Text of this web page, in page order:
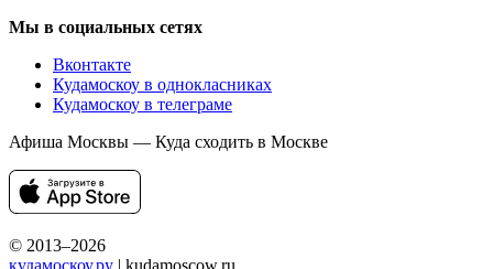
Мы в социальных сетях
Вконтакте
Кудамоскоу в однокласниках
Кудамоскоу в телеграме
Афиша Москвы — Куда сходить в Москве
© 2013–2026
кудамоскоу.ру | kudamoscow.ru